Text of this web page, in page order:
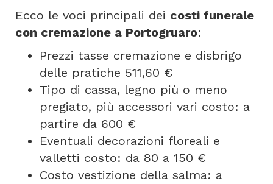
Ecco le voci principali dei costi funerale
con cremazione a Portogruaro:
Prezzi tasse cremazione e disbrigo
delle pratiche 511,60 €
Tipo di cassa, legno più o meno
pregiato, più accessori vari costo: a
partire da 600 €
Eventuali decorazioni floreali e
valletti costo: da 80 a 150 €
Costo vestizione della salma: a